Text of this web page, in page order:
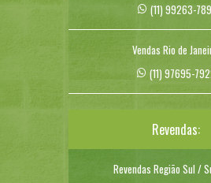
(11) 99263-
Vendas Rio de
(11) 97695-
Revendas:
Revendas Região Sul /